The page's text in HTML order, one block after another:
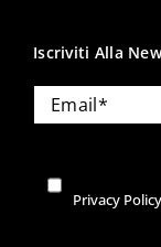
Iscriviti Alla
Privacy Policy